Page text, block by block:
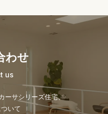
わせ
us
ーサシリーズ住宅、
いて